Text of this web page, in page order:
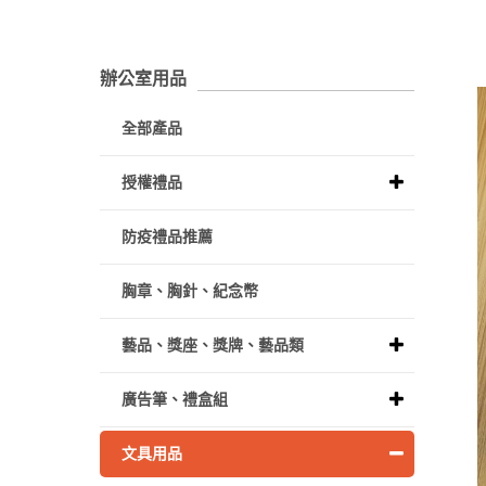
辦公室用品
全部產品
授權禮品
防疫禮品推薦
胸章、胸針、紀念幣
藝品、獎座、獎牌、藝品類
廣告筆、禮盒組
文具用品